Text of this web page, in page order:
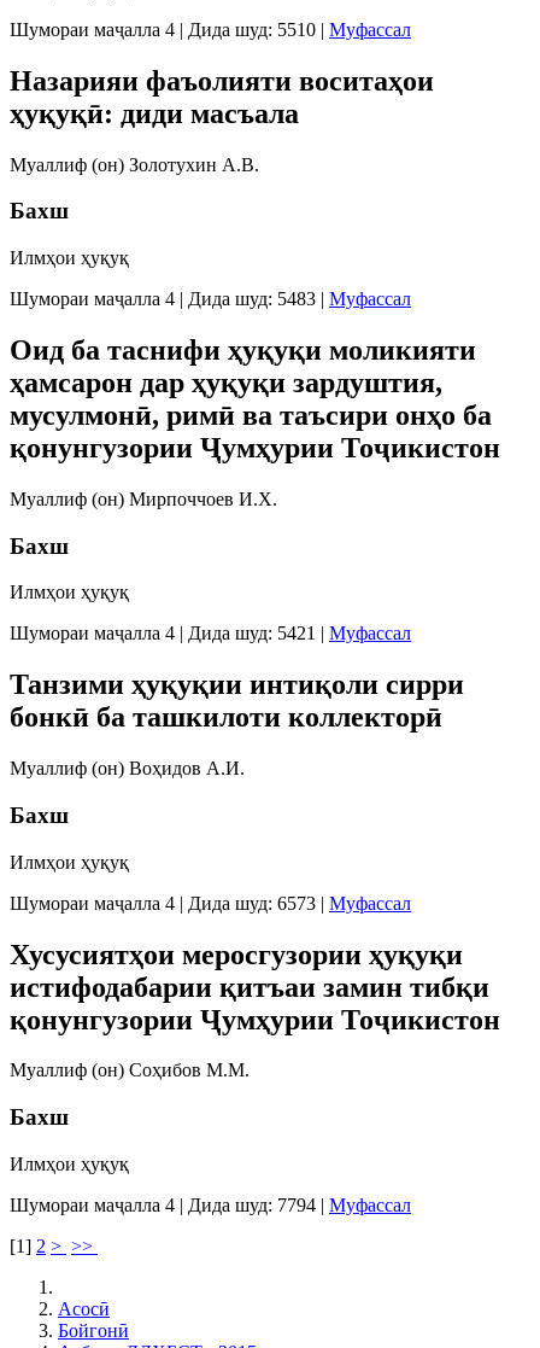
Шумораи маҷалла 4 | Дида шуд: 5510 | Муфассал
Назарияи фаъолияти воситаҳои
ҳуқуқӣ: диди масъала
Муаллиф (он) Золотухин А.В.
Бахш
Илмҳои ҳуқуқ
Шумораи маҷалла 4 | Дида шуд: 5483 | Муфассал
Оид ба таснифи ҳуқуқи моликияти
ҳамсарон дар ҳуқуқи зардуштия,
мусулмонӣ, римӣ ва таъсири онҳо ба
қонунгузории Ҷумҳурии Тоҷикистон
Муаллиф (он) Мирпоччоев И.Х.
Бахш
Илмҳои ҳуқуқ
Шумораи маҷалла 4 | Дида шуд: 5421 | Муфассал
Танзими ҳуқуқии интиқоли сирри
бонкӣ ба ташкилоти коллекторӣ
Муаллиф (он) Воҳидов А.И.
Бахш
Илмҳои ҳуқуқ
Шумораи маҷалла 4 | Дида шуд: 6573 | Муфассал
Хусусиятҳои меросгузории ҳуқуқи
истифодабарии қитъаи замин тибқи
қонунгузории Ҷумҳурии Тоҷикистон
Муаллиф (он) Соҳибов М.М.
Бахш
Илмҳои ҳуқуқ
Шумораи маҷалла 4 | Дида шуд: 7794 | Муфассал
[1] 2 > >>
Асосӣ
Бойгонӣ